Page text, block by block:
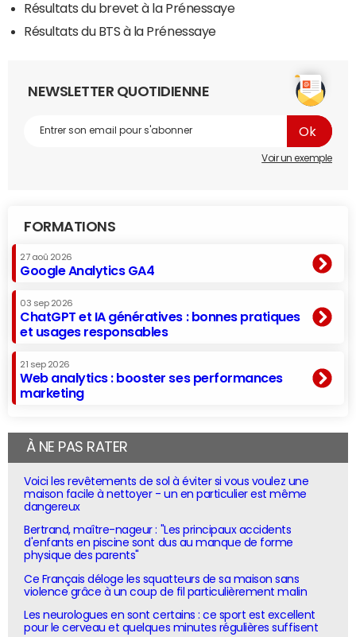
Résultats du brevet à la Prénessaye
Résultats du BTS à la Prénessaye
NEWSLETTER QUOTIDIENNE
Voir un exemple
FORMATIONS
27 aoû 2026
Google Analytics GA4
03 sep 2026
ChatGPT et IA génératives : bonnes pratiques
et usages responsables
21 sep 2026
Web analytics : booster ses performances
marketing
À NE PAS RATER
Voici les revêtements de sol à éviter si vous voulez une
maison facile à nettoyer - un en particulier est même
dangereux
Bertrand, maître-nageur : "Les principaux accidents
d'enfants en piscine sont dus au manque de forme
physique des parents"
Ce Français déloge les squatteurs de sa maison sans
violence grâce à un coup de fil particulièrement malin
Les neurologues en sont certains : ce sport est excellent
pour le cerveau et quelques minutes régulières suffisent